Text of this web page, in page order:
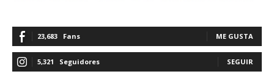
23,683 Fans ME GUSTA
5,321 Seguidores SEGUIR